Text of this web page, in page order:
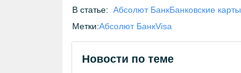
В статье: Абсолют БанкБанковские карты
Метки:Абсолют БанкVisa
Новости по теме